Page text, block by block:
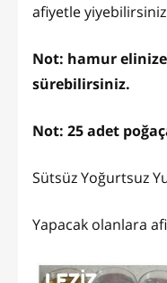
afiyetle
Not: hamur elinize
sürebilirsiniz.
Not: 25 adet
Sütsüz Yoğurtsuz
Yapacak olanlara